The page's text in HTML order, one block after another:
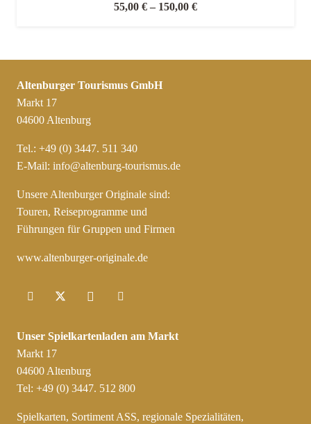
55,00 € – 150,00 €
Altenburger Tourismus GmbH
Markt 17
04600 Altenburg
Tel.: +49 (0) 3447. 511 340
E-Mail: info@altenburg-tourismus.de
Unsere Altenburger Originale sind:
Touren, Reiseprogramme und
Führungen für Gruppen und Firmen
www.altenburger-originale.de
Unser Spielkartenladen am Markt
Markt 17
04600 Altenburg
Tel: +49 (0) 3447. 512 800
Spielkarten, Sortiment ASS, regionale Spezialitäten,